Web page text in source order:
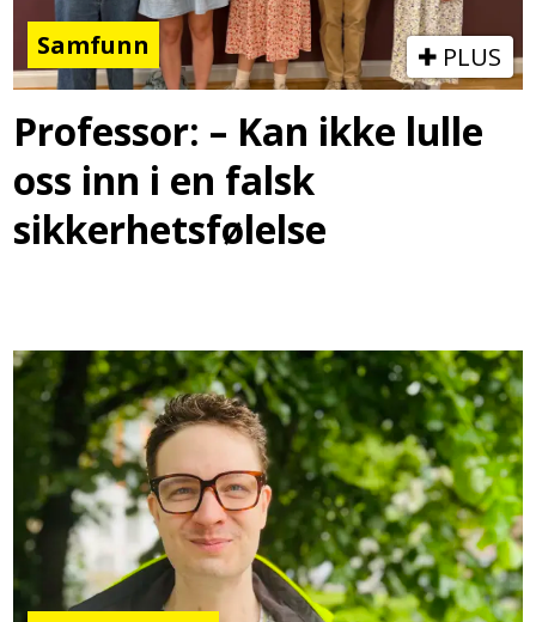
Samfunn PLUS
Professor: – Kan ikke lulle
oss inn i en falsk
sikkerhetsfølelse